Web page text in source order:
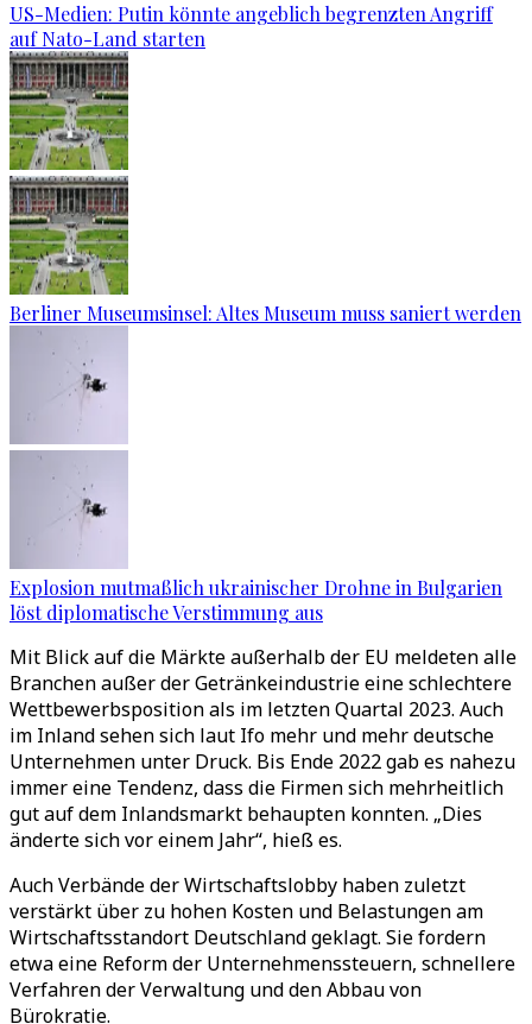
US-Medien: Putin könnte angeblich begrenzten Angriff
auf Nato-Land starten
Berliner Museumsinsel: Altes Museum muss saniert werden
Explosion mutmaßlich ukrainischer Drohne in Bulgarien
löst diplomatische Verstimmung aus
Mit Blick auf die Märkte außerhalb der EU meldeten alle
Branchen außer der Getränkeindustrie eine schlechtere
Wettbewerbsposition als im letzten Quartal 2023. Auch
im Inland sehen sich laut Ifo mehr und mehr deutsche
Unternehmen unter Druck. Bis Ende 2022 gab es nahezu
immer eine Tendenz, dass die Firmen sich mehrheitlich
gut auf dem Inlandsmarkt behaupten konnten. „Dies
änderte sich vor einem Jahr“, hieß es.
Auch Verbände der Wirtschaftslobby haben zuletzt
verstärkt über zu hohen Kosten und Belastungen am
Wirtschaftsstandort Deutschland geklagt. Sie fordern
etwa eine Reform der Unternehmenssteuern, schnellere
Verfahren der Verwaltung und den Abbau von
Bürokratie.